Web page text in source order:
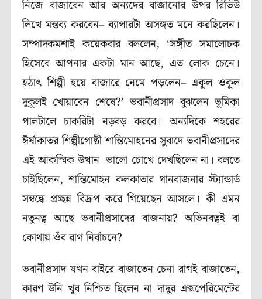
নিজে বাজাবেন আর অন্যদের বাজানোর উপর রিভিউ
লিখে মন্তব্য করবেন– ব্যাপারটা অসঙ্গত মনে করছিলেন।
সম্পাদকমশাই কয়েকবার বললেন, ‘সঙ্গীত সমালোচক
হিসেবে আপনার একটা মান আছে, এত লোক চেনে।
হঠাৎ শিল্পী হয়ে বাজারে নেমে পড়লেন– একূল ওকূল
দুকূলই খোয়াবেন শেষে?’ ভবানীপ্রসাদ বুঝলেন ভূমিকা
পালটালে চাকরিটা নড়বড় করবে। অন্যদিকে শহরের
ঈর্ষাকাতর শিল্পীগোষ্ঠী শান্তিমোহনের সুবাদে ভবানীপ্রসাদের
এই আকস্মিক উত্থান ভালো চোখে দেখছিলেন না। বলতে
চাইছিলেন, শান্তিমোহন কলকাতার গানবাজনার স্ট্যান্ডার্ড
সম্বন্ধে প্রচ্ছন্ন বিদ্রূপ করে গিয়েছেন আসলে। কী এমন
নতুনত্ব আছে ভবানীপ্রসাদের বাজনায়? অভিনবত্বই বা
কোথায় ওঁর রাগ নির্বাচনে?
ভবানীপ্রসাদ যখন বাইরে বাজাতেন চেনা রাগই বাজাতেন,
কারণ উনি খুব নিশ্চিত ছিলেন না দাদুর এক্সপেরিমেন্টের